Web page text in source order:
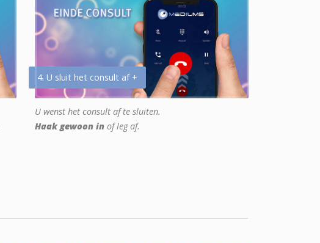
4. U sluit het consult af +
U wenst het consult af te sluiten.
Haak gewoon in of leg af.